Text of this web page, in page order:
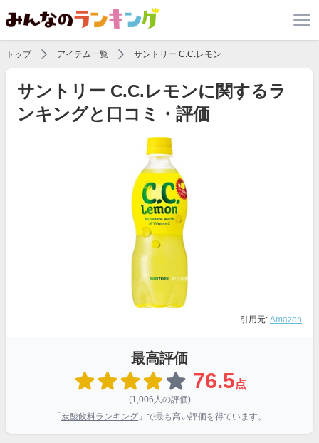
トップ アイテム一覧 サントリー C.C.レモン
サントリー C.C.レモンに関するラ
ンキングと口コミ・評価
引用元: Amazon
最高評価
76.5点
(1,006人の評価)
「 炭酸飲料ランキング 」で最も高い評価を得ています。